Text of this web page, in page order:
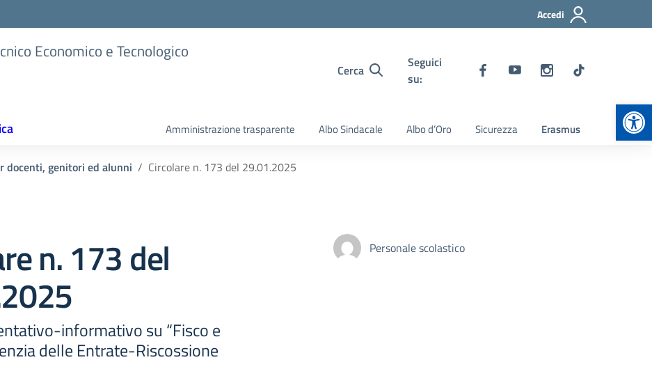
Accedi
Economico e Tecnologico
Cerca
Seguici
su:
Amministrazione trasparente Albo Sindacale Albo d’Oro Sicurezza Erasmus
docenti, genitori ed alunni Circolare n. 173 del 29.01.2025
n. 173 del
informativo su “Fisco e
delle Entrate-Riscossione
Personale scolastico